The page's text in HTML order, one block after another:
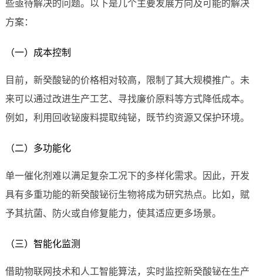
些亟待解决的问题。以下是几个主要发展方向及可能的解决
方案：
（一）成本控制
目前，新癸酸铋的价格相对较高，限制了其大规模推广。未
来可以通过改进生产工艺、寻找廉价原料等方式降低成本。
例如，利用回收铋废料提取纯铋，既节约资源又保护环境。
（二）多功能化
单一催化剂难以满足复杂工况下的多样化需求。因此，开发
具有多重功能的新癸酸铋衍生物将成为研究热点。比如，赋
予其抗菌、防火或自修复能力，使其适应更多场景。
（三）智能化监测
借助物联网技术和人工智能算法，实时监控新癸酸铋在生产